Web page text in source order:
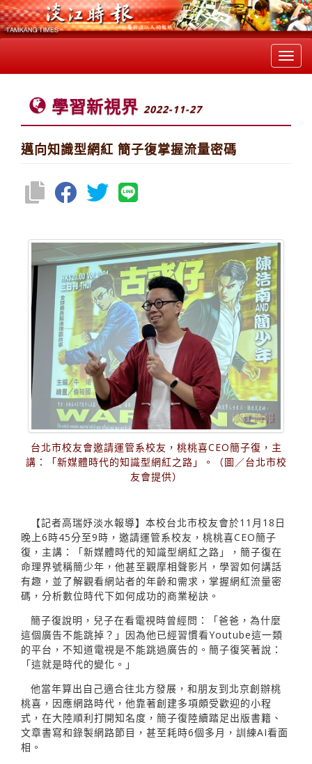
學習新視界 2022-11-27
邁向知識型網紅 簡子復掌握流量密碼
台北市校友會邀請運管系校友，桃桃喜CEO簡子復，主
講：「新媒體時代的知識型網紅之路」。（圖／台北市校
友會提供）
【記者高瑞妤淡水報導】本校台北市校友會於11月18日
晚上6時45分至9時，邀請運管系校友，桃桃喜CEO簡子
復，主講：「新媒體時代的知識型網紅之路」，簡子復在
命理界號稱簡少年，他甚至觀摩相聲影片，學習如何講話
有趣，並了解觀看網站者的年齡和需求，掌握網紅流量密
碼，分析數位時代下如何成功的商業秘訣。
簡子復說明，兒子在看電視時曾經問：「爸爸，為什麼
這個廣告不能跳掉？」因為他已經習慣看Youtube這一類
的平台，不知道電視是不能跳過廣告的。簡子復笑著說：
「這就是時代的變化。」
他當年算出自己適合往北方發展，和朋友到北京創辦桃
桃喜，因應網路時代，他靠著創建多項頗受歡迎的小程
式，在大陸順利打開知名度，簡子復陸續踏足出版書籍、
文章書寫和錄製網路節目，甚至耗時6個多月，訓練AI看面
相。